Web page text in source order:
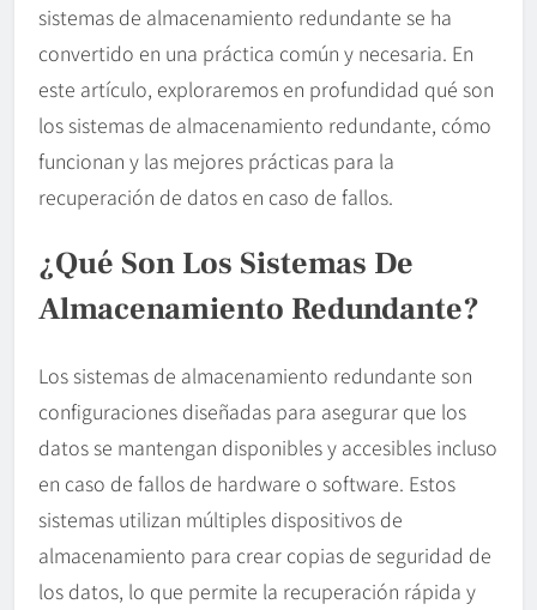
sistemas de almacenamiento redundante se ha
convertido en una práctica común y necesaria. En
este artículo, exploraremos en profundidad qué son
los sistemas de almacenamiento redundante, cómo
funcionan y las mejores prácticas para la
recuperación de datos en caso de fallos.
¿Qué Son Los Sistemas De
Almacenamiento Redundante?
Los sistemas de almacenamiento redundante son
configuraciones diseñadas para asegurar que los
datos se mantengan disponibles y accesibles incluso
en caso de fallos de hardware o software. Estos
sistemas utilizan múltiples dispositivos de
almacenamiento para crear copias de seguridad de
los datos, lo que permite la recuperación rápida y